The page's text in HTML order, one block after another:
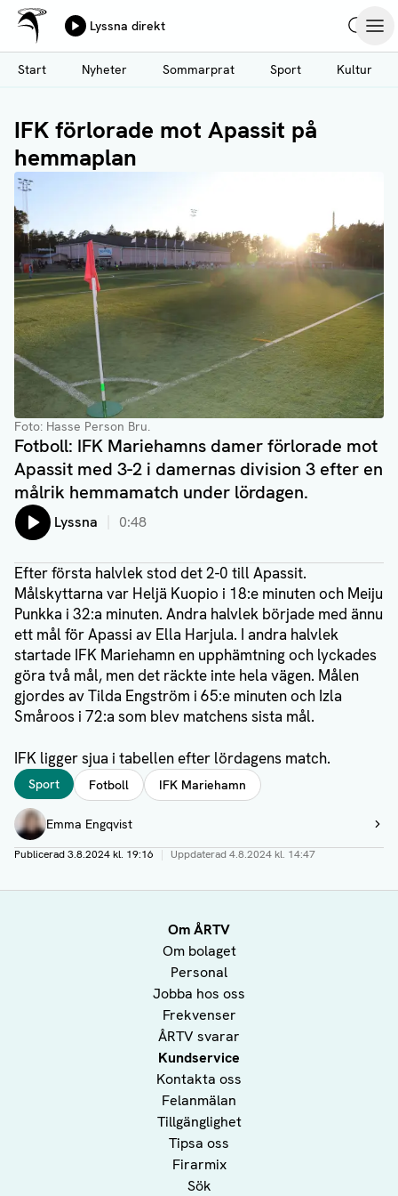
Hoppa
till
huvudinnehåll
Ålands Radio & TV
Lyssna direkt
Start
Nyheter Sommarprat Sport Kultur
IFK förlorade mot Apassit på
hemmaplan
Foto: Hasse Person Bru.
Fotboll: IFK Mariehamns damer förlorade mot
Apassit med 3-2 i damernas division 3 efter en
målrik hemmamatch under lördagen.
Lyssna 0:48
Efter första halvlek stod det 2-0 till Apassit.
Målskyttarna var Heljä Kuopio i 18:e minuten och Meiju
Punkka i 32:a minuten. Andra halvlek började med ännu
ett mål för Apassi av Ella Harjula. I andra halvlek
startade IFK Mariehamn en upphämtning och lyckades
göra två mål, men det räckte inte hela vägen. Målen
gjordes av Tilda Engström i 65:e minuten och Izla
Småroos i 72:a som blev matchens sista mål.
IFK ligger sjua i tabellen efter lördagens match.
Taggar
Sport Fotboll IFK Mariehamn
Författare
Emma Engqvist
Visa profil
Publicerad3.8.2024 kl. 19:16 | Uppdaterad4.8.2024 kl. 14:47
Om ÅRTV
Om bolaget
Personal
Jobba hos oss
Frekvenser
ÅRTV svarar
Kundservice
Kontakta oss
Felanmälan
Tillgänglighet
Tipsa oss
Firarmix
Sök